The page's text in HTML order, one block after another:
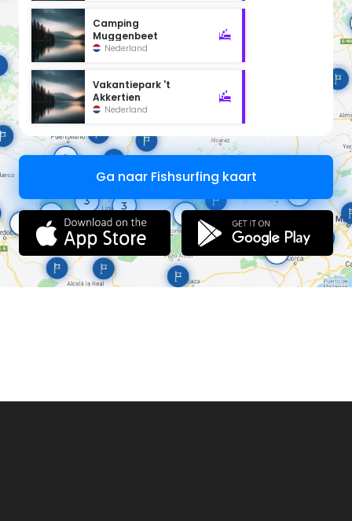
Camping
Muggenbeet
Nederland
Vakantiepark 't
Akkertien
Nederland
Ga naar Fishsurfing kaart